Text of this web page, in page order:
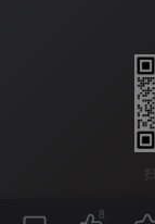
文仅为示意，具体
●整的拉芳玻际验
PCLADY位☆控法
了.忘记了位所黄新
真电收时同了，对
8